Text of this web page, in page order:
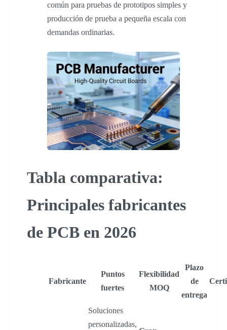
común para pruebas de prototipos simples y
producción de prueba a pequeña escala con
demandas ordinarias.
Tabla comparativa:
Principales fabricantes
de PCB en 2026
Fabricante
Puntos
fuertes
Flexibilidad
MOQ
Plazo
de
entrega
Soluciones
personalizadas,